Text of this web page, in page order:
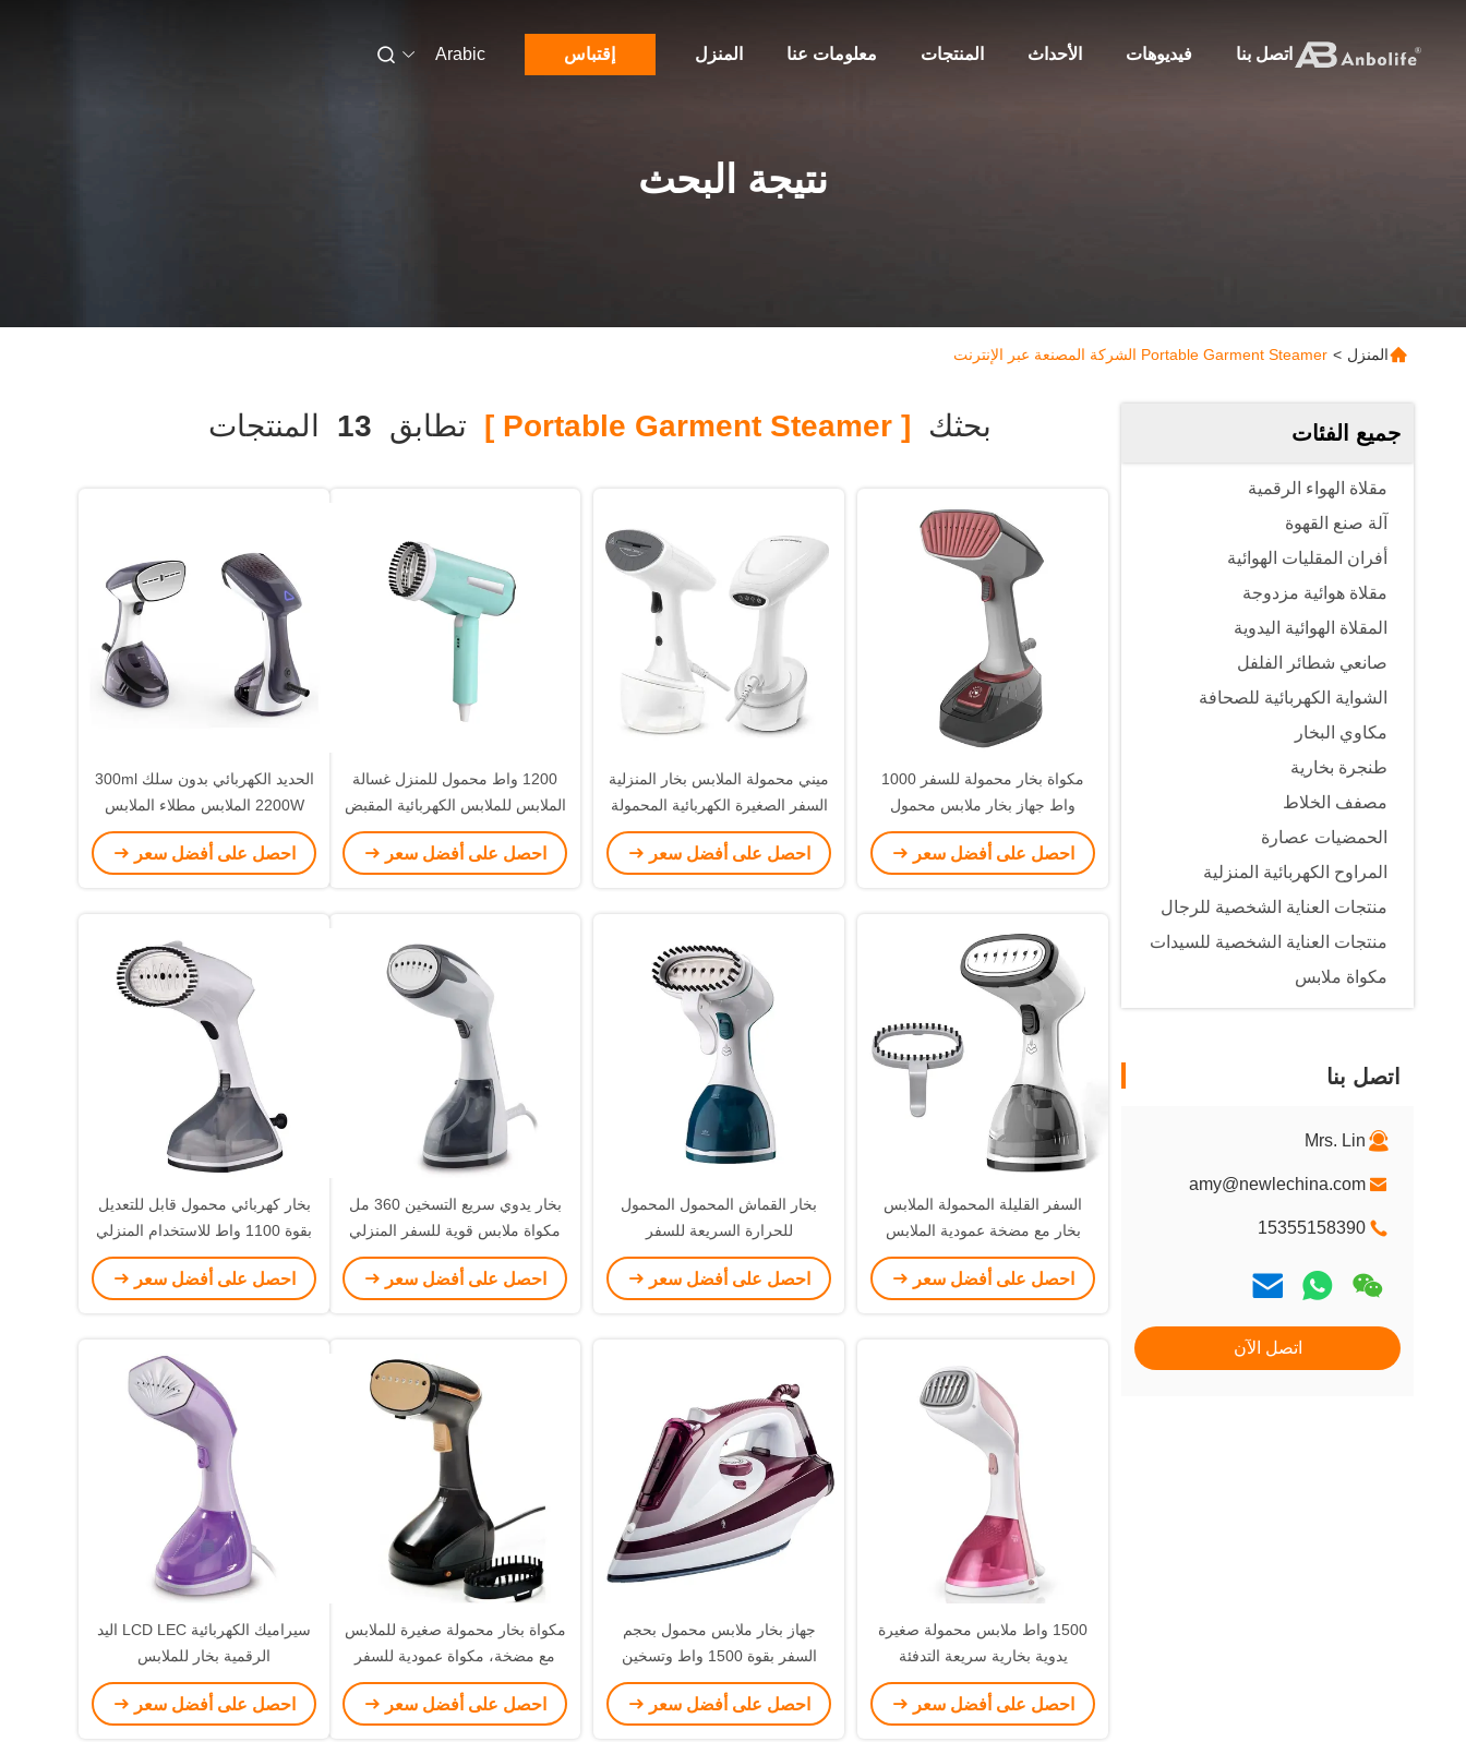
المنزل معلومات عنا المنتجات الأحداث فيديوهات اتصل بنا إقتباس Arabic
نتيجة البحث
المنزل > Portable Garment Steamer الشركة المصنعة عبر الإنترنت
جميع الفئات
مقلاة الهواء الرقمية
آلة صنع القهوة
أفران المقليات الهوائية
مقلاة هوائية مزدوجة
المقلاة الهوائية اليدوية
صانعي شطائر الفلفل
الشواية الكهربائية للصحافة
مكاوي البخار
طنجرة بخارية
مصفف الخلاط
الحمضيات عصارة
المراوح الكهربائية المنزلية
منتجات العناية الشخصية للرجال
منتجات العناية الشخصية للسيدات
مكواة ملابس
اتصل بنا
Mrs. Lin
amy@newlechina.com
15355158390
اتصل الآن
بحثك [ Portable Garment Steamer ] تطابق 13 المنتجات
مكواة بخار محمولة للسفر 1000
واط جهاز بخار ملابس محمول
للاستخدام المنزلي
احصل على أفضل سعر
ميني محمولة الملابس بخار المنزلية
السفر الصغيرة الكهربائية المحمولة
احصل على أفضل سعر
1200 واط محمول للمنزل غسالة
الملابس للملابس الكهربائية المقبض
قابل للتعديل
احصل على أفضل سعر
الحديد الكهربائي بدون سلك 300ml
2200W الملابس مطلاء الملابس
بخار المنزل
احصل على أفضل سعر
السفر القليلة المحمولة الملابس
بخار مع مضخة عمودية الملابس
المحمولة الحديد
احصل على أفضل سعر
بخار القماش المحمول المحمول
للحرارة السريعة للسفر
احصل على أفضل سعر
بخار يدوي سريع التسخين 360 مل
مكواة ملابس قوية للسفر المنزلي
احصل على أفضل سعر
بخار كهربائي محمول قابل للتعديل
بقوة 1100 واط للاستخدام المنزلي
باليد
احصل على أفضل سعر
1500 واط ملابس محمولة صغيرة
يدوية بخارية سريعة التدفئة
احصل على أفضل سعر
جهاز بخار ملابس محمول بحجم
السفر بقوة 1500 واط وتسخين
سريع للملابس
احصل على أفضل سعر
مكواة بخار محمولة صغيرة للملابس
مع مضخة، مكواة عمودية للسفر
احصل على أفضل سعر
سيراميك الكهربائية LCD LEC اليد
الرقمية بخار للملابس
احصل على أفضل سعر